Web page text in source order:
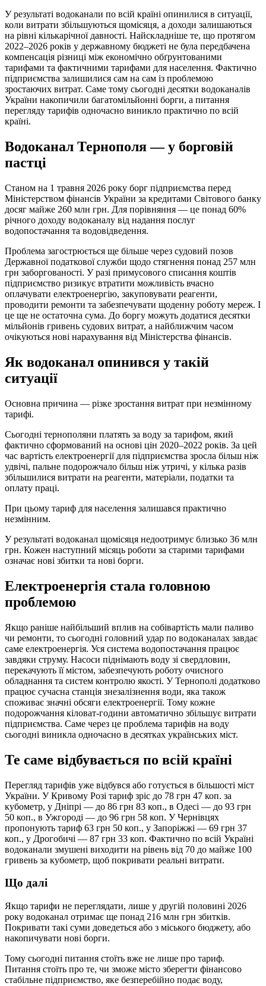
У результаті водоканали по всій країні опинилися в ситуації,
коли витрати збільшуються щомісяця, а доходи залишаються
на рівні кількарічної давності. Найскладніше те, що протягом
2022–2026 років у державному бюджеті не була передбачена
компенсація різниці між економічно обґрунтованими
тарифами та фактичними тарифами для населення. Фактично
підприємства залишилися сам на сам із проблемою
зростаючих витрат. Саме тому сьогодні десятки водоканалів
України накопичили багатомільйонні борги, а питання
перегляду тарифів одночасно виникло практично по всій
країні.
Водоканал Тернополя — у борговій
пастці
Станом на 1 травня 2026 року борг підприємства перед
Міністерством фінансів України за кредитами Світового банку
досяг майже 260 млн грн. Для порівняння — це понад 60%
річного доходу водоканалу від надання послуг
водопостачання та водовідведення.
Проблема загострюється ще більше через судовий позов
Державної податкової служби щодо стягнення понад 257 млн
грн заборгованості. У разі примусового списання коштів
підприємство ризикує втратити можливість вчасно
оплачувати електроенергію, закуповувати реагенти,
проводити ремонти та забезпечувати щоденну роботу мереж. І
це ще не остаточна сума. До боргу можуть додатися десятки
мільйонів гривень судових витрат, а найближчим часом
очікуються нові нарахування від Міністерства фінансів.
Як водоканал опинився у такій
ситуації
Основна причина — різке зростання витрат при незмінному
тарифі.
Сьогодні тернополяни платять за воду за тарифом, який
фактично сформований на основі цін 2020–2022 років. За цей
час вартість електроенергії для підприємства зросла більш ніж
удвічі, пальне подорожчало більш ніж утричі, у кілька разів
збільшилися витрати на реагенти, матеріали, податки та
оплату праці.
При цьому тариф для населення залишався практично
незмінним.
У результаті водоканал щомісяця недоотримує близько 36 млн
грн. Кожен наступний місяць роботи за старими тарифами
означає нові збитки та нові борги.
Електроенергія стала головною
проблемою
Якщо раніше найбільший вплив на собівартість мали паливо
чи ремонти, то сьогодні головний удар по водоканалах завдає
саме електроенергія. Уся система водопостачання працює
завдяки струму. Насоси піднімають воду зі свердловин,
перекачують її містом, забезпечують роботу очисного
обладнання та систем контролю якості. У Тернополі додатково
працює сучасна станція знезалізнення води, яка також
споживає значні обсяги електроенергії. Тому кожне
подорожчання кіловат-години автоматично збільшує витрати
підприємства. Саме через це проблема тарифів на воду
сьогодні виникла одночасно в десятках українських міст.
Те саме відбувається по всій країні
Перегляд тарифів уже відбувся або готується в більшості міст
України. У Кривому Розі тариф зріс до 78 грн 47 коп. за
кубометр, у Дніпрі — до 86 грн 83 коп., в Одесі — до 93 грн
50 коп., в Ужгороді — до 96 грн 58 коп. У Чернівцях
пропонують тариф 63 грн 50 коп., у Запоріжжі — 69 грн 37
коп., у Дрогобичі — 87 грн 33 коп. Фактично по всій Україні
водоканали змушені виходити на рівень від 70 до майже 100
гривень за кубометр, щоб покривати реальні витрати.
Що далі
Якщо тарифи не переглядати, лише у другій половині 2026
року водоканал отримає ще понад 216 млн грн збитків.
Покривати такі суми доведеться або з міського бюджету, або
накопичувати нові борги.
Тому сьогодні питання стоїть вже не лише про тариф.
Питання стоїть про те, чи зможе місто зберегти фінансово
стабільне підприємство, яке безперебійно подає воду,